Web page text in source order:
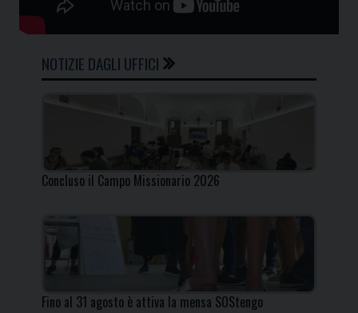
NOTIZIE DAGLI UFFICI
Concluso il Campo Missionario 2026
Fino al 31 agosto è attiva la mensa SOStengo